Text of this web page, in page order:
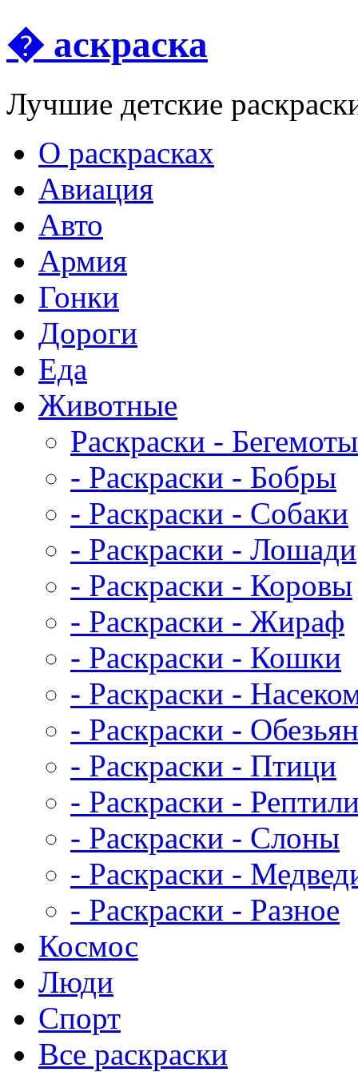
� аскраска
Лучшие детские
О раскрасках
Авиация
Авто
Армия
Гонки
Дороги
Еда
Животныe
Раскраски - Бегемоты
- Раскраски - Бобры
- Раскраски - Собаки
- Раскраски - Лошади
- Раскраски - Коровы
- Раскраски - Жираф
- Раскраски - Кошки
- Раскраски -
- Раскраски -
- Раскраски - Птици
- Раскраски -
- Раскраски - Слоны
- Раскраски -
- Раскраски - Разное
Космос
Люди
Спорт
Все раскраски